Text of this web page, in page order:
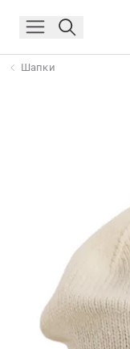
Шапки